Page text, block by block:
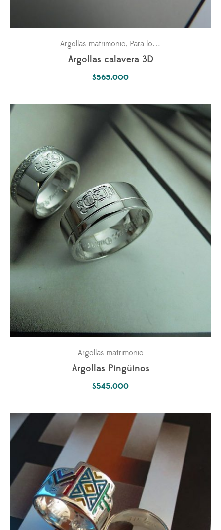
Argollas matrimonio, Para los dos
Argollas calavera 3D
$565.000
Argollas matrimonio
Argollas Pingüinos
$545.000